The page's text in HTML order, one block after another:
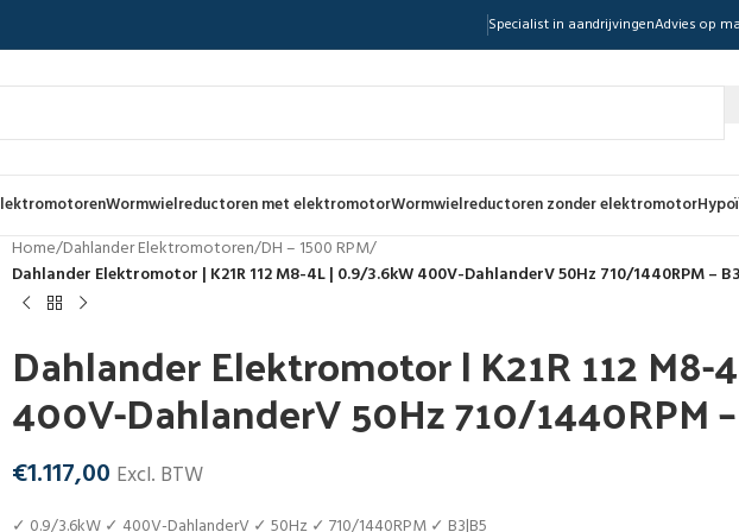
Specialist in aandrijvingenAdvies op
Wormwielreductoren met elektromotorWormwielreductoren zonder elektromotor
Home/Dahlander Elektromotoren/DH – 1500 RPM/
Dahlander Elektromotor | K21R 112 M8-4L | 0.9/3.6kW 400V-DahlanderV 50Hz 710/1440RPM –
Dahlander Elektromotor | K21R 112
400V-DahlanderV 50Hz 710/1440RPM
€1.117,00 Excl. BTW